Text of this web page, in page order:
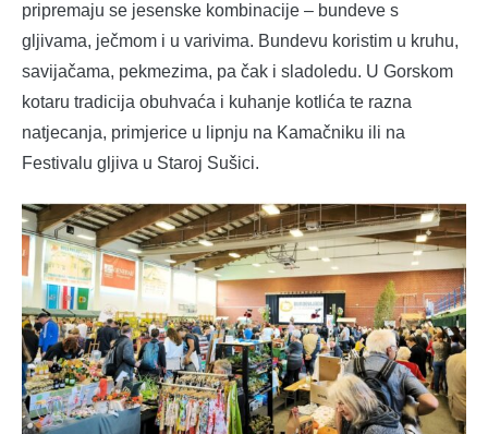
pripremaju se jesenske kombinacije – bundeve s
gljivama, ječmom i u varivima. Bundevu koristim u kruhu,
savijačama, pekmezima, pa čak i sladoledu. U Gorskom
kotaru tradicija obuhvaća i kuhanje kotlića te razna
natjecanja, primjerice u lipnju na Kamačniku ili na
Festivalu gljiva u Staroj Sušici.